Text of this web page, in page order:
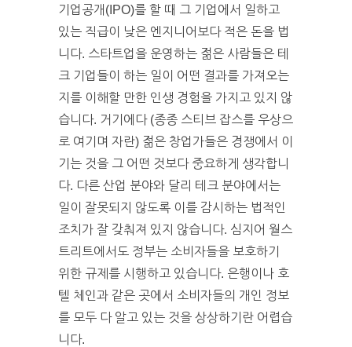
기업공개(IPO)를 할 때 그 기업에서 일하고
있는 직급이 낮은 엔지니어보다 적은 돈을 법
니다. 스타트업을 운영하는 젊은 사람들은 테
크 기업들이 하는 일이 어떤 결과를 가져오는
지를 이해할 만한 인생 경험을 가지고 있지 않
습니다. 거기에다 (종종 스티브 잡스를 우상으
로 여기며 자란) 젊은 창업가들은 경쟁에서 이
기는 것을 그 어떤 것보다 중요하게 생각합니
다. 다른 산업 분야와 달리 테크 분야에서는
일이 잘못되지 않도록 이를 감시하는 법적인
조치가 잘 갖춰져 있지 않습니다. 심지어 월스
트리트에서도 정부는 소비자들을 보호하기
위한 규제를 시행하고 있습니다. 은행이나 호
텔 체인과 같은 곳에서 소비자들의 개인 정보
를 모두 다 알고 있는 것을 상상하기란 어렵습
니다.